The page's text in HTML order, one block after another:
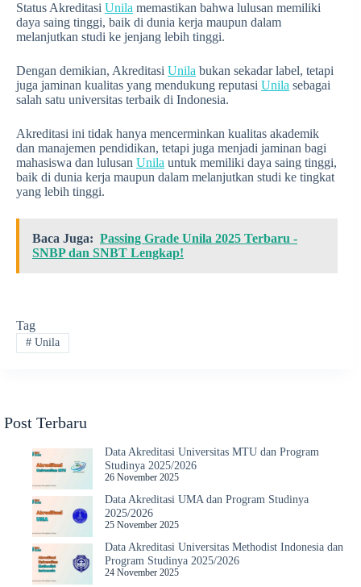
Status Akreditasi Unila memastikan bahwa lulusan memiliki
daya saing tinggi, baik di dunia kerja maupun dalam
melanjutkan studi ke jenjang lebih tinggi.
Dengan demikian, Akreditasi Unila bukan sekadar label, tetapi
juga jaminan kualitas yang mendukung reputasi Unila sebagai
salah satu universitas terbaik di Indonesia.
Akreditasi ini tidak hanya mencerminkan kualitas akademik
dan manajemen pendidikan, tetapi juga menjadi jaminan bagi
mahasiswa dan lulusan Unila untuk memiliki daya saing tinggi,
baik di dunia kerja maupun dalam melanjutkan studi ke tingkat
yang lebih tinggi.
Baca Juga: Passing Grade Unila 2025 Terbaru -
SNBP dan SNBT Lengkap!
Tag
#Unila
Post Terbaru
Data Akreditasi Universitas MTU dan Program
Studinya 2025/2026
26 November 2025
Data Akreditasi UMA dan Program Studinya
2025/2026
25 November 2025
Data Akreditasi Universitas Methodist Indonesia dan
Program Studinya 2025/2026
24 November 2025